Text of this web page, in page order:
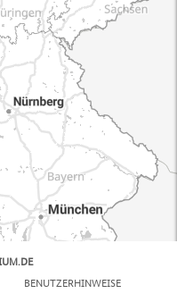
BENUTZERHINWEISE